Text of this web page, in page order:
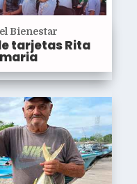
Bienestar
tarjetas Rita